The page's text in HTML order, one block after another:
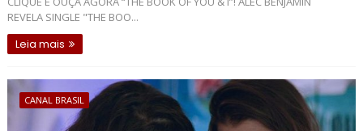
REVELA SINGLE "THE BOO...
Leia mais
CANAL BRASIL